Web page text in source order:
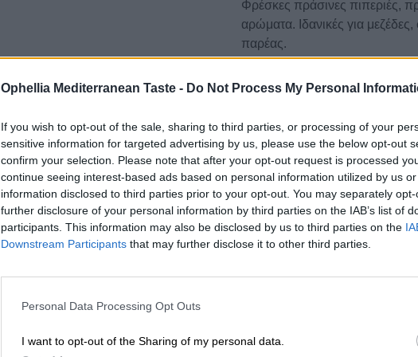
Ophellia Mediterranean Taste - Do Not Process My Personal
If you wish to opt-out of the sale, sharing to third parties, or processing of your
sensitive information for targeted advertising by us, please use the below opt-out
confirm your selection. Please note that after your opt-out request is processed
continue seeing interest-based ads based on personal information utilized by us
information disclosed to third parties prior to your opt-out. You may separately
further disclosure of your personal information by third parties on the IAB’s list of
participants. This information may also be disclosed by us to third parties on the
Downstream Participants that may further disclose it to other third parties.
Personal Data Processing Opt Outs
I want to opt-out of the Sharing of my personal data.
Φρέσκες πράσινες πιπεριές,
αρώματα. Ιδανικές για
παρέας.
🧀 Πιατέλες με τυριά &
🥪 Γευστικά σάντουιτς
🍷 Συνοδευτικό σε ούζο/
🌿Πλεονεκτήματα:
✔️ 100% φυσικό Ελληνικό
✔️ Τραγανή υφή & φρέσκια
✔️ Ιδανικές για νηστεία &vegan
Η αυθεντική γεύση της
💚Δώστε ένταση και χρώμα στο